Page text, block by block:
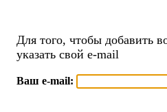
Для того, чтобы добавить
указать свой e-mail
Ваш e-mail: